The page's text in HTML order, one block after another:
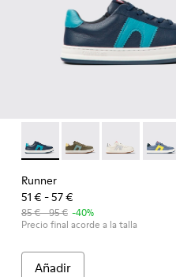
y nobuk para niños
Runner - K800552-002 -
Runner - K800552-
Runner -
Runner
51 € - 57 €
85 € - 95 € -40%
Precio final acorde a la talla
Añadir